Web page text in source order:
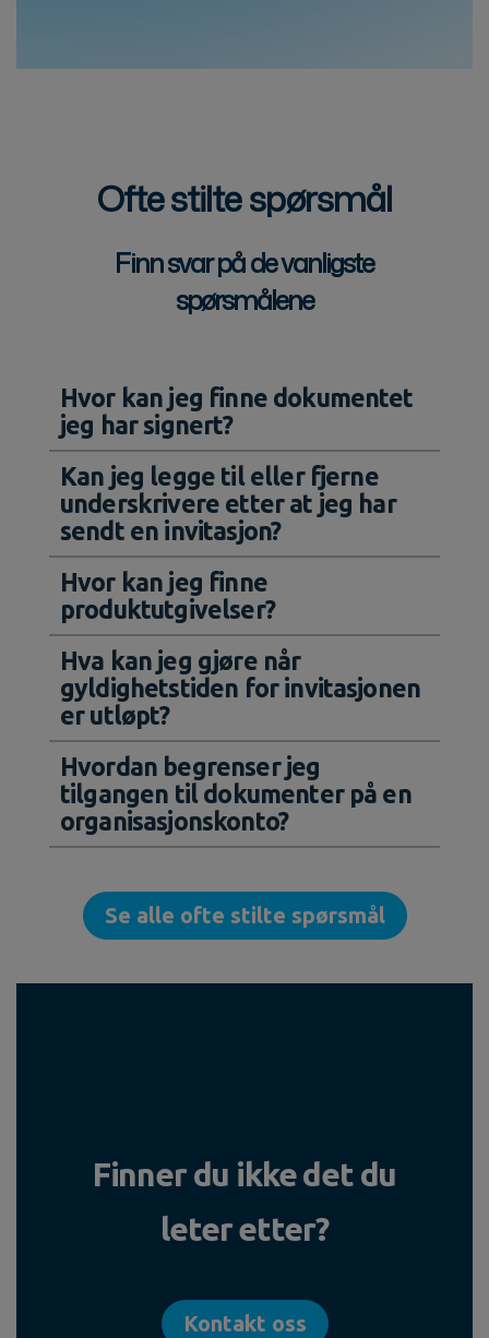
Ofte stilte spørsmål
Finn svar på de vanligste
spørsmålene
Hvor kan jeg finne dokumentet
jeg har signert?
Kan jeg legge til eller fjerne
underskrivere etter at jeg har
sendt en invitasjon?
Hvor kan jeg finne
produktutgivelser?
Hva kan jeg gjøre når
gyldighetstiden for invitasjonen
er utløpt?
Hvordan begrenser jeg
tilgangen til dokumenter på en
organisasjonskonto?
Se alle ofte stilte spørsmål
Finner du ikke det du
leter etter?
Kontakt oss